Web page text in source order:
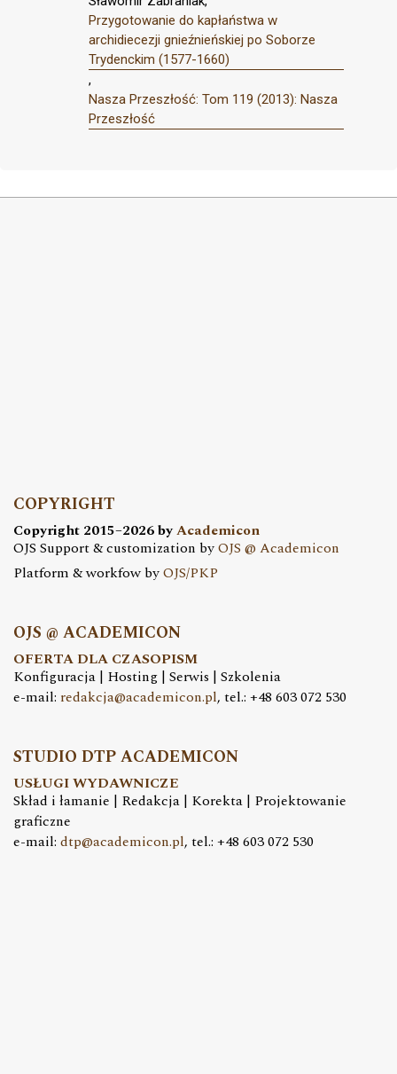
Przygotowanie do kapłaństwa w
archidiecezji gnieźnieńskiej po Soborze
Trydenckim (1577-1660)
,
Nasza Przeszłość: Tom 119 (2013): Nasza
Przeszłość
COPYRIGHT
Copyright 2015–2026 byAcademicon
OJS Support & customization byOJS @ Academicon
Platform & workfow byOJS/PKP
OJS @ ACADEMICON
OFERTA DLA CZASOPISM
Konfiguracja | Hosting | Serwis | Szkolenia
e-mail: redakcja@academicon.pl, tel.: +48 603 072 530
STUDIO DTP ACADEMICON
USŁUGI WYDAWNICZE
Skład i łamanie | Redakcja | Korekta | Projektowanie
graficzne
e-mail: dtp@academicon.pl, tel.: +48 603 072 530